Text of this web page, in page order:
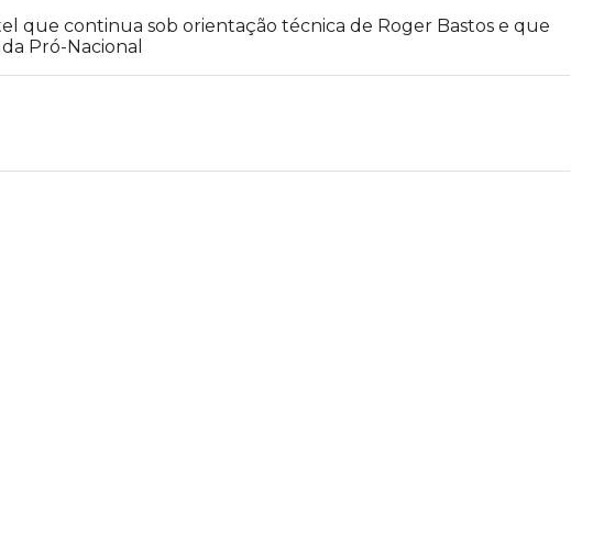
que continua sob orientação técnica de Roger Bastos e que
Pró-Nacional